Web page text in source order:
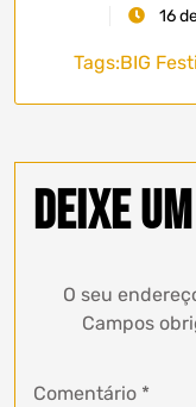
16
Tags:BIG
Deixe
O seu
Campos
Comentário *